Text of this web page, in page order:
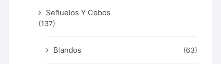
Señuelos Y Cebos
(137)
Blandos (63)